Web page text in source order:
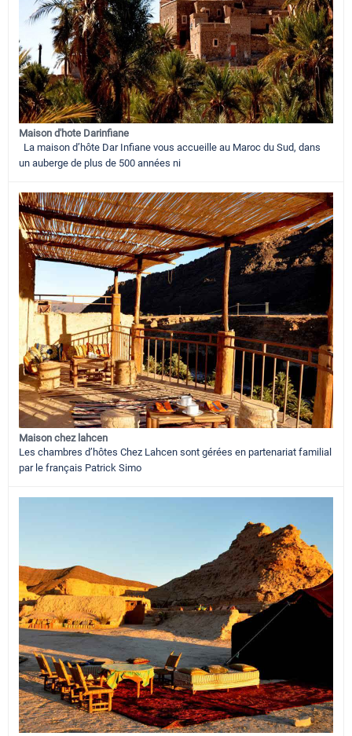
Maison d'hote Darinfiane
La maison d’hôte Dar Infiane vous accueille au Maroc du Sud, dans
un auberge de plus de 500 années ni
Maison chez lahcen
Les chambres d’hôtes Chez Lahcen sont gérées en partenariat familial
par le français Patrick Simo